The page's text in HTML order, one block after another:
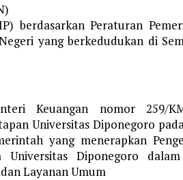
berdasarkan Peraturan
yang berkedudukan di
Keuangan nomor 259/
Universitas Diponegoro
yang menerapkan
Universitas Diponegoro
Layanan Umum